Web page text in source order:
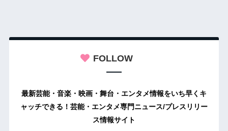
FOLLOW
最新芸能・音楽・映画・舞台・エンタメ情報をいち早くキ
ャッチできる！芸能・エンタメ専門ニュース/プレスリリー
ス情報サイト